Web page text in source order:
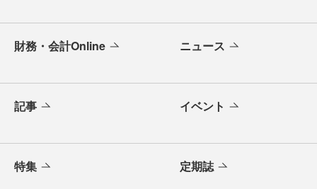
財務・会計Online ニュース
記事 イベント
特集 定期誌